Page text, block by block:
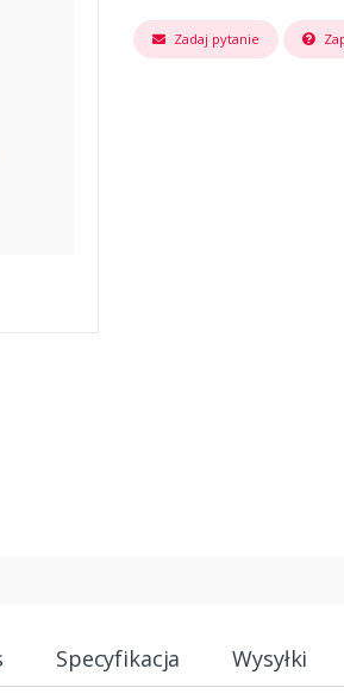
Zadaj pytanie
Specyfikacja Wysyłki